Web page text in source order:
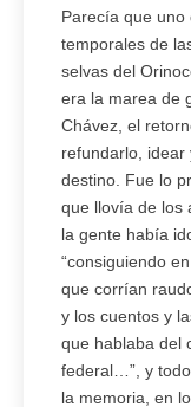
Parecía que uno
temporales de
selvas del
era la marea de
Chávez, el
refundarlo, idear
destino. Fue lo
que llovía de los
la gente había
“consiguiendo
que corrían
y los cuentos y
que hablaba del
federal…”, y
la memoria, en